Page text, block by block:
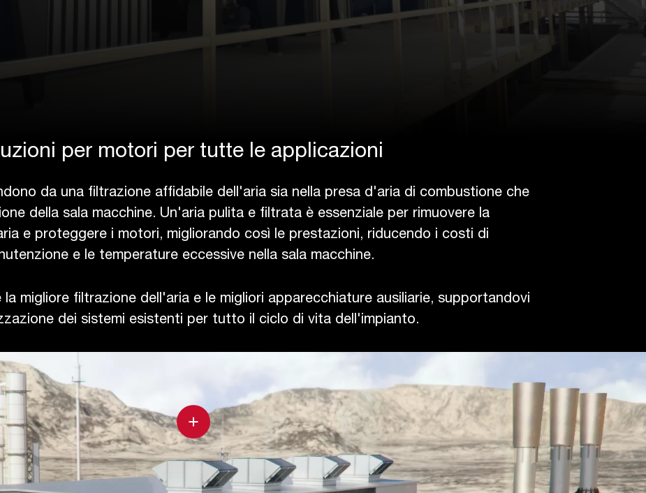
per motori per tutte le applicazioni
da una filtrazione affidabile dell'aria sia nella presa d'aria di combustione che
della sala macchine. Un'aria pulita e filtrata è essenziale per rimuovere la
e proteggere i motori, migliorando così le prestazioni, riducendo i costi di
e le temperature eccessive nella sala macchine.
migliore filtrazione dell'aria e le migliori apparecchiature ausiliarie, supportandovi
dei sistemi esistenti per tutto il ciclo di vita dell'impianto.
L'ambiente
circostante